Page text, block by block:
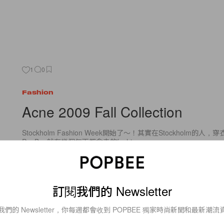
1 0
Fashion
Acne 2009 Fall Collection
Stockholm Fashion Week開始了～！其實在Stockholm的人，穿
PopBee就有幾個每天都會去的fashion
2009年1月29日
訂閱我們的 Newsletter
們的 Newsletter，你每週都會收到 POPBEE 獨家時尚新聞和最新潮流資